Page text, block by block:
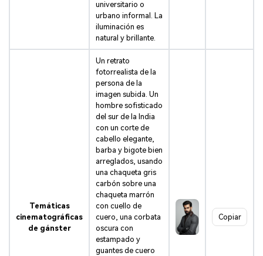
universitario o
urbano informal. La
iluminación es
natural y brillante.
Temáticas
cinematográficas
de gánster
Un retrato
fotorrealista de la
persona de la
imagen subida. Un
hombre sofisticado
del sur de la India
con un corte de
cabello elegante,
barba y bigote bien
arreglados, usando
una chaqueta gris
carbón sobre una
chaqueta marrón
con cuello de
cuero, una corbata
oscura con
estampado y
guantes de cuero
Copiar